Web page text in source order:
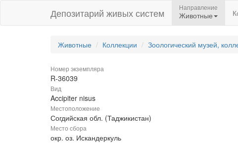
Депозитарий живых систем Направление
Животные
Животные Коллекции Зоологический музей,
Номер экземпляра
R-36039
Вид
Accipiter nisus
Местоположение
Согдийская обл. (Таджикистан)
Место сбора
окр. оз. Искандеркуль